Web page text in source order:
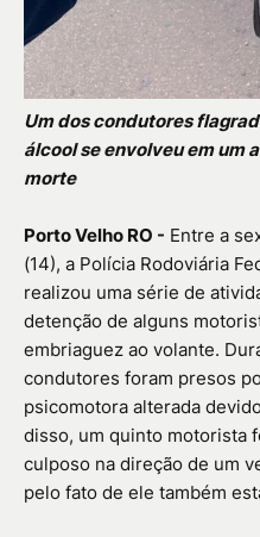
Um dos condutores
álcool se envolveu em um
morte
Porto Velho RO - Entre a
(14), a Polícia Rodoviária
realizou uma série de
detenção de alguns
embriaguez ao volante.
condutores foram presos
psicomotora alterada
disso, um quinto motorista
culposo na direção de um
pelo fato de ele também